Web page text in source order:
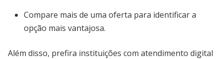
Compare mais de uma oferta para identificar a
opção mais vantajosa.
Além disso, prefira instituições com atendimento digital